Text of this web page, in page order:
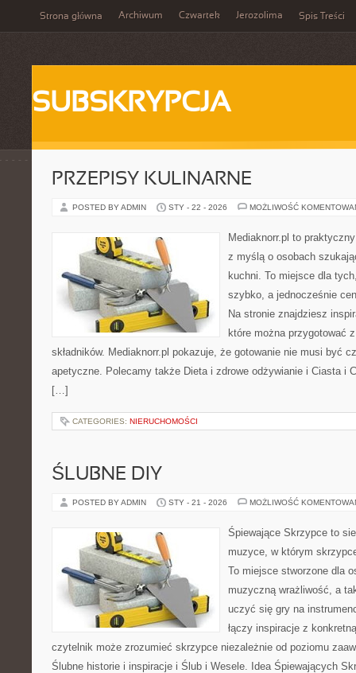
Strona główna Archiwum Czwartek Jerozolima Spis Treści
SUBSKRYPCJA
PRZEPISY KULINARNE
POSTED BY ADMIN STY - 22 - 2026 MOŻLIWOŚĆ
Mediaknorr.pl to
z myślą o osobach
kuchni. To miejsce dla
szybko, a jednocześnie
Na stronie znajdziesz
które można przygotować
składników. Mediaknorr.pl pokazuje, że gotowanie nie musi być
apetyczne. Polecamy także Dieta i zdrowe odżywianie i Ciasta i
[…]
CATEGORIES: NIERUCHOMOŚCI
ŚLUBNE DIY
POSTED BY ADMIN STY - 21 - 2026 MOŻLIWOŚĆ
Śpiewające Skrzypce to
muzyce, w którym
To miejsce stworzone dla
muzyczną wrażliwość, a
uczyć się gry na
łączy inspiracje z
czytelnik może zrozumieć skrzypce niezależnie od poziomu
Ślubne historie i inspiracje i Ślub i Wesele. Idea Śpiewających